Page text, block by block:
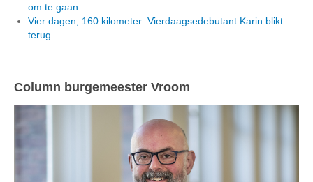
om te gaan
Vier dagen, 160 kilometer: Vierdaagsedebutant Karin blikt
terug
Column burgemeester Vroom